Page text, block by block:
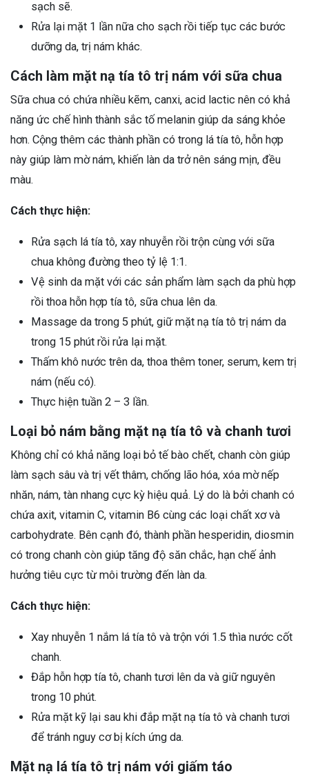
sạch sẽ.
Rửa lại mặt 1 lần nữa cho sạch rồi tiếp tục các bước
dưỡng da, trị nám khác.
Cách làm mặt nạ tía tô trị nám với sữa chua
Sữa chua có chứa nhiều kẽm, canxi, acid lactic nên có khả
năng ức chế hình thành sắc tố melanin giúp da sáng khỏe
hơn. Cộng thêm các thành phần có trong lá tía tô, hỗn hợp
này giúp làm mờ nám, khiến làn da trở nên sáng mịn, đều
màu.
Cách thực hiện:
Rửa sạch lá tía tô, xay nhuyễn rồi trộn cùng với sữa
chua không đường theo tỷ lệ 1:1.
Vệ sinh da mặt với các sản phẩm làm sạch da phù hợp
rồi thoa hỗn hợp tía tô, sữa chua lên da.
Massage da trong 5 phút, giữ mặt nạ tía tô trị nám da
trong 15 phút rồi rửa lại mặt.
Thấm khô nước trên da, thoa thêm toner, serum, kem trị
nám (nếu có).
Thực hiện tuần 2 – 3 lần.
Loại bỏ nám bằng mặt nạ tía tô và chanh tươi
Không chỉ có khả năng loại bỏ tế bào chết, chanh còn giúp
làm sạch sâu và trị vết thâm, chống lão hóa, xóa mờ nếp
nhăn, nám, tàn nhang cực kỳ hiệu quả. Lý do là bởi chanh có
chứa axit, vitamin C, vitamin B6 cùng các loại chất xơ và
carbohydrate. Bên cạnh đó, thành phần hesperidin, diosmin
có trong chanh còn giúp tăng độ săn chắc, hạn chế ảnh
hưởng tiêu cực từ môi trường đến làn da.
Cách thực hiện:
Xay nhuyễn 1 nắm lá tía tô và trộn với 1.5 thìa nước cốt
chanh.
Đắp hỗn hợp tía tô, chanh tươi lên da và giữ nguyên
trong 10 phút.
Rửa mặt kỹ lại sau khi đắp mặt nạ tía tô và chanh tươi
để tránh nguy cơ bị kích ứng da.
Mặt nạ lá tía tô trị nám với giấm táo